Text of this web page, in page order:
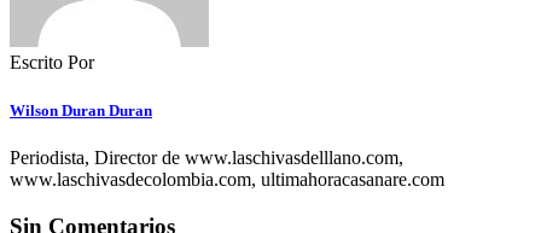
Escrito Por
Wilson Duran Duran
Periodista, Director de www.laschivasdelllano.com,
www.laschivasdecolombia.com, ultimahoracasanare.com
Sin Comentarios